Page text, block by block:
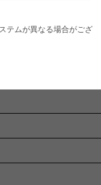
テムが異なる場合がござ